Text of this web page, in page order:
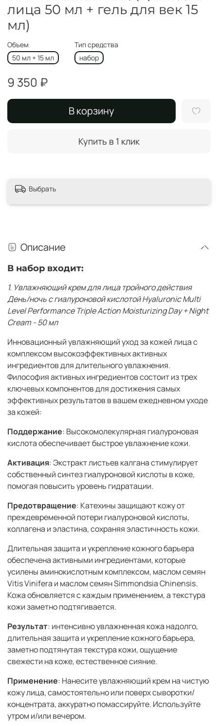
лица 50 мл + гель для век 15
мл)
Объем
50 мл + 15 мл
Тип средства
набор
9 350 ₽
В корзину
Купить в 1 клик
Выбрать
Описание
В набор входит:
1. Увлажняющий крем для лица тройного действия
День/ночь с гиалуроновой кислотой Hyaluronic Multi
Level Performance Triple Action Moisturizing Day + Night
Cream - 50 мл
Инновационный увлажняющий уход за кожей лица с
комплексом высокоэффективных активных
ингредиентов для длительного увлажнения.
Философия активных ингредиентов состоит из трех
ключевых компонентов для достижения самых
эффективных результатов в вашем ежедневном уходе
за кожей:
Поддержание: Высокомолекулярная гиалуроновая
кислота обеспечивает быстрое увлажнение кожи.
Активация: Экстракт листьев калгана стимулирует
собственный синтез гиалуроновой кислоты в коже,
помогая повысить уровень гидратации.
Предотвращение: Катехины защищают кожу от
преждевременной потери гиалуроновой кислоты,
коллагена и эластина, сохраняя эластичность кожи.
Длительная защита и укрепление кожного барьера
обеспечена активными ингредиентами, которые
усилены аминокислотным комплексом, маслом семян
Vitis Vinifera и маслом семян Simmondsia Chinensis.
Кожа обновляется с каждым применением, а текстура
кожи заметно подтягивается.
Результат: интенсивно увлажненная кожа надолго,
длительная защита и укрепление кожного барьера,
заметно подтянутая текстура кожи, ощущение
свежести на коже, естественное сияние.
Применение: Нанесите увлажняющий крем на чистую
кожу лица, самостоятельно или поверх сыворотки/
концентрата, аккуратно помассируйте. Используйте
утром и/или вечером.